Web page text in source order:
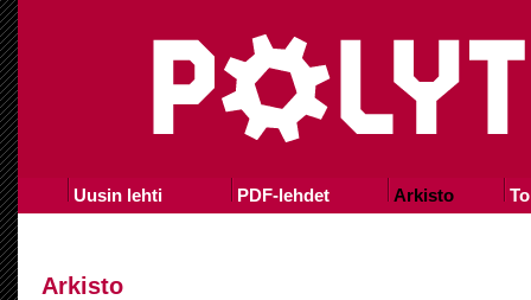
Uusin lehti PDF-lehdet Arkisto
Arkisto